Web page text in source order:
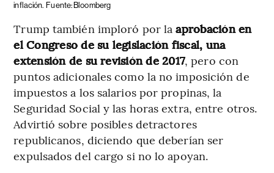
inflación. Fuente: Bloomberg
Trump también imploró por la aprobación en
el Congreso de su legislación fiscal, una
extensión de su revisión de 2017, pero con
puntos adicionales como la no imposición de
impuestos a los salarios por propinas, la
Seguridad Social y las horas extra, entre otros.
Advirtió sobre posibles detractores
republicanos, diciendo que deberían ser
expulsados del cargo si no lo apoyan.